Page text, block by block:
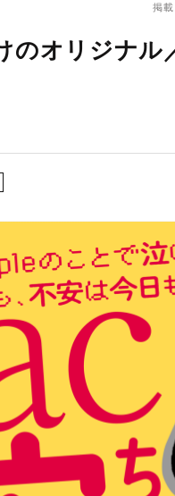
掲載
のオリジナ